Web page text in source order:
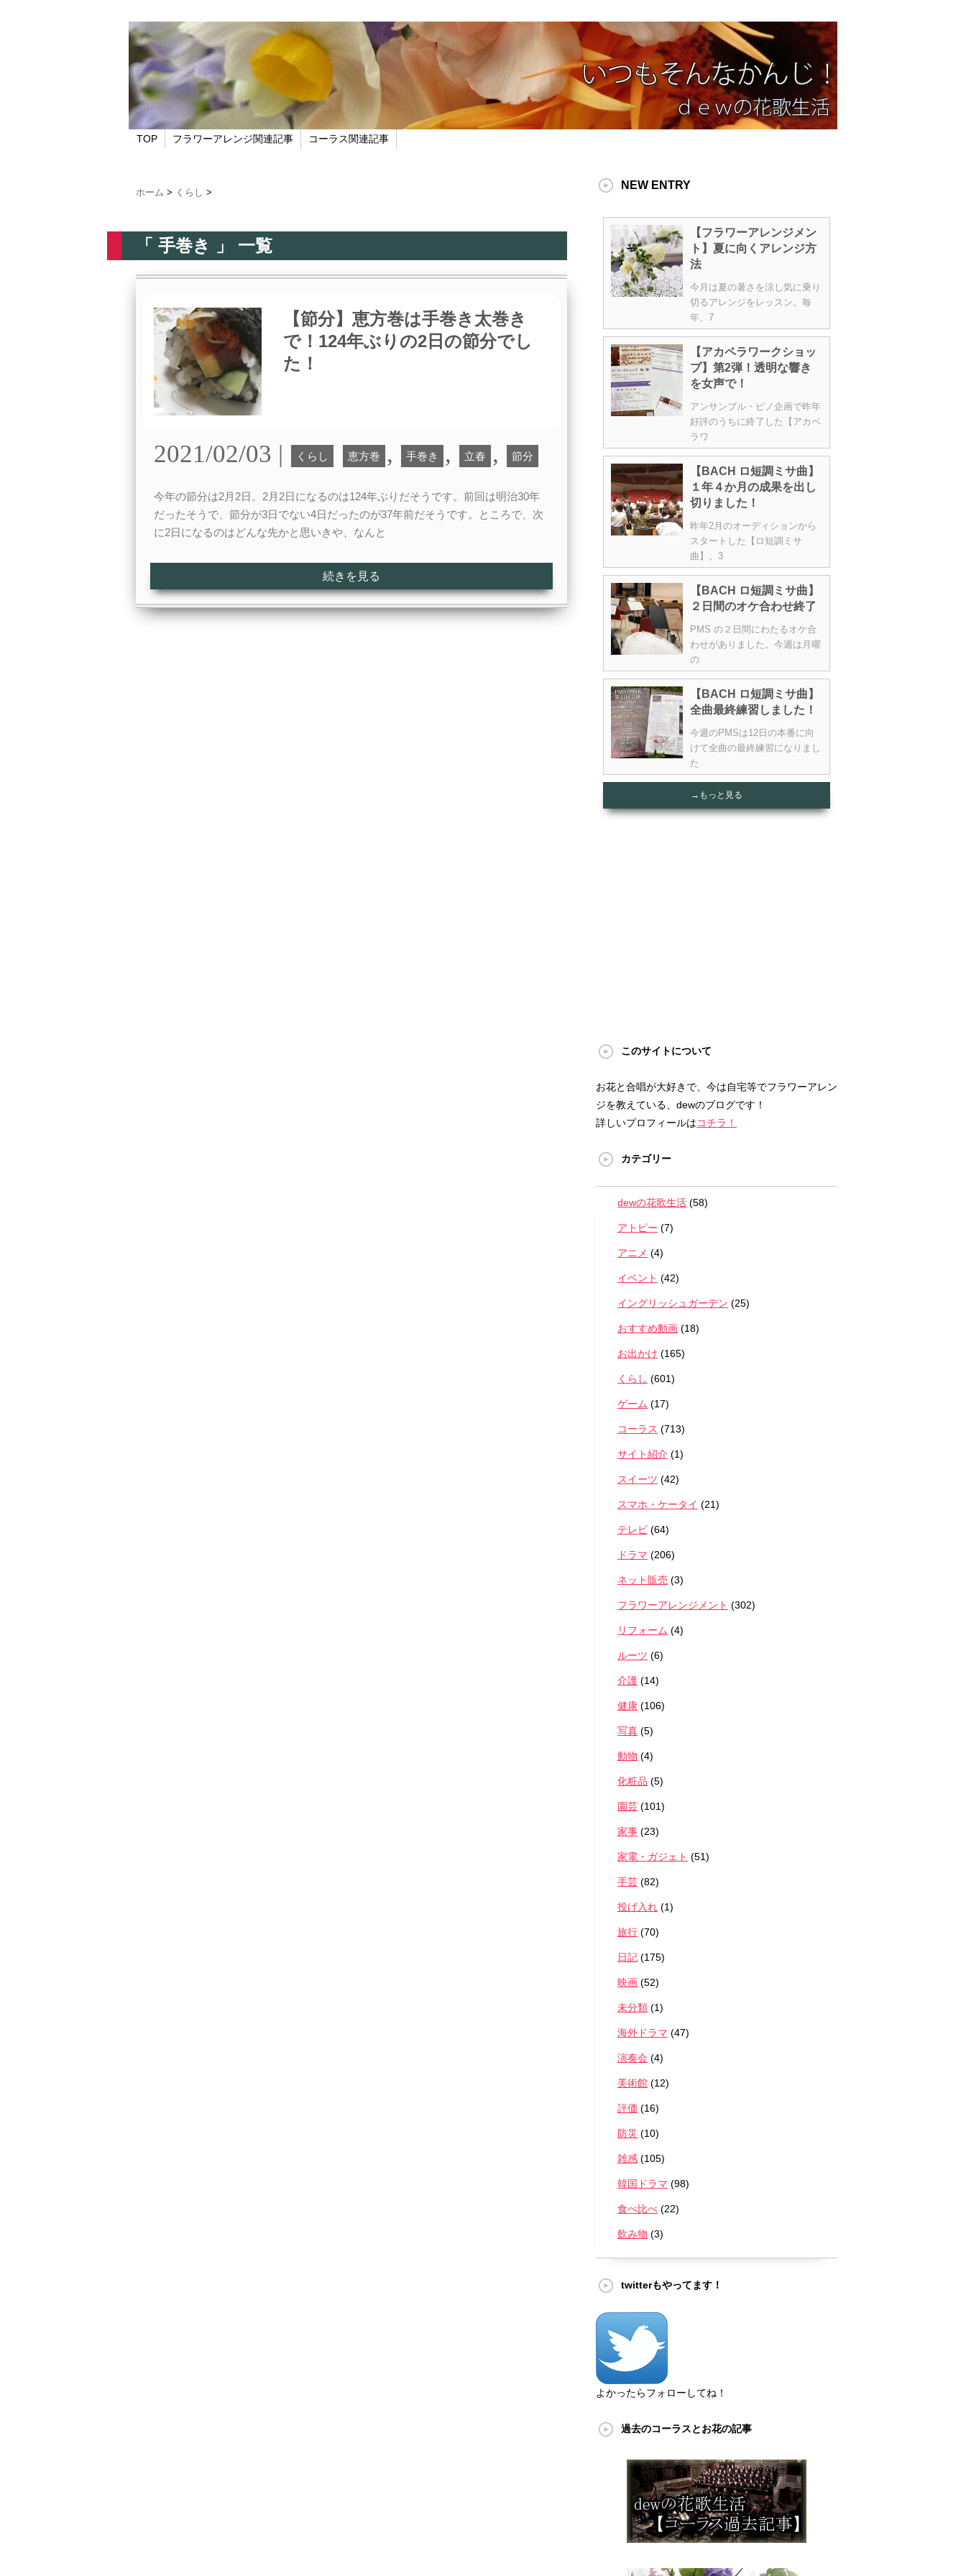
TOP フラワーアレンジ関連記事 コーラス関連記事
ホーム > くらし >
「 手巻き 」 一覧
【節分】恵方巻は手巻き太巻き
で！124年ぶりの2日の節分でし
た！
2021/02/03 | くらし 恵方巻 , 手巻き , 立春 , 節分
今年の節分は2月2日。2月2日になるのは124年ぶりだそうです。前回は明治30年
だったそうで、節分が3日でない4日だったのが37年前だそうです。ところで、次
に2日になるのはどんな先かと思いきや、なんと
続きを見る
NEW ENTRY
【フラワーアレンジメン
ト】夏に向くアレンジ方
法
今月は夏の暑さを涼し気に乗り
切るアレンジをレッスン。毎
年、7
【アカペラワークショッ
プ】第2弾！透明な響き
を女声で！
アンサンブル・ピノ企画で昨年
好評のうちに終了した【アカペ
ラワ
【BACH ロ短調ミサ曲】
１年４か月の成果を出し
切りました！
昨年2月のオーディションから
スタートした【ロ短調ミサ
曲】。3
【BACH ロ短調ミサ曲】
２日間のオケ合わせ終了
PMS の２日間にわたるオケ合
わせがありました。今週は月曜
の
【BACH ロ短調ミサ曲】
全曲最終練習しました！
今週のPMSは12日の本番に向
けて全曲の最終練習になりまし
た
→もっと見る
このサイトについて
お花と合唱が大好きで、今は自宅等でフラワーアレン
ジを教えている、dewのブログです！
詳しいプロフィールはコチラ！
カテゴリー
dewの花歌生活 (58)
アトピー (7)
アニメ (4)
イベント (42)
イングリッシュガーデン (25)
おすすめ動画 (18)
お出かけ (165)
くらし (601)
ゲーム (17)
コーラス (713)
サイト紹介 (1)
スイーツ (42)
スマホ・ケータイ (21)
テレビ (64)
ドラマ (206)
ネット販売 (3)
フラワーアレンジメント (302)
リフォーム (4)
ルーツ (6)
介護 (14)
健康 (106)
写真 (5)
動物 (4)
化粧品 (5)
園芸 (101)
家事 (23)
家電・ガジェト (51)
手芸 (82)
投げ入れ (1)
旅行 (70)
日記 (175)
映画 (52)
未分類 (1)
海外ドラマ (47)
演奏会 (4)
美術館 (12)
評価 (16)
防災 (10)
雑感 (105)
韓国ドラマ (98)
食べ比べ (22)
飲み物 (3)
twitterもやってます！
よかったらフォローしてね！
過去のコーラスとお花の記事